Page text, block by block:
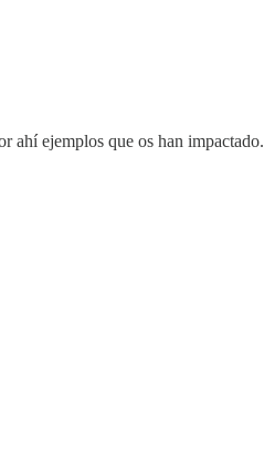
ahí ejemplos que os han impactado.